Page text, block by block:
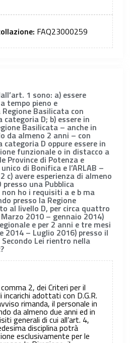
FAQ23000259
1 sono: a) essere
tempo pieno e
Basilicata con
D; b) essere in
Basilicata – anche in
da almeno 2 anni – con
D oppure essere in
funzionale o in distacco a
Province di Potenza e
di Bonifica e l’ARLAB –
c) avere esperienza di almeno
una Pubblica
ho i requisiti a e b ma
presso la Regione
al livello D, per circa quattro
2010 – gennaio 2014)
e per 2 anni e tre mesi
2014 – Luglio 2016) presso il
Lei rientro nella
2, dei Criteri per il
adottati con D.G.R.
rimanda, il personale in
da almeno due anni ed in
generali di cui all’art. 4,
disciplina potrà
esclusivamente per le